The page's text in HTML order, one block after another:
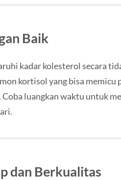
Baik
kadar kolesterol secara
kortisol yang bisa memicu
luangkan waktu untuk
dan Berkualitas